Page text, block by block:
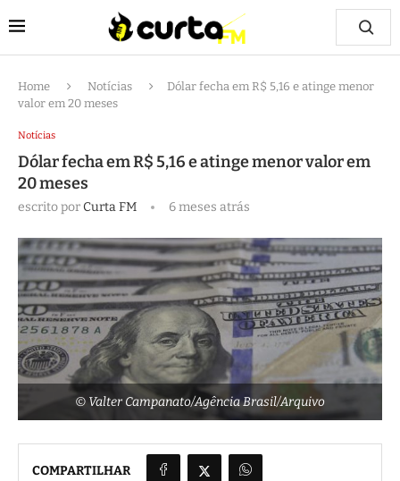
Home Notícias
Dólar fecha em R$ 5,16 e atinge menor
valor em 20 meses
Notícias
Dólar fecha em R$ 5,16 e atinge menor valor em
20 meses
escrito porCurta FM 6 meses atrás
© Valter Campanato/Agência Brasil/Arquivo
COMPARTILHAR